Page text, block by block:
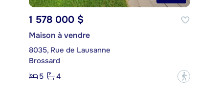
1 578 000 $
Maison à vendre
8035, Rue de Lausanne
Brossard
5
4 ?